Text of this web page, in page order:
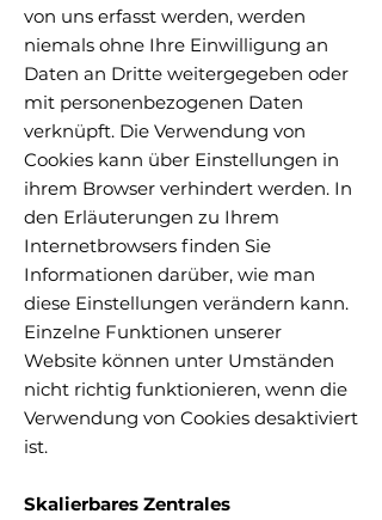
von uns erfasst werden, werden
niemals ohne Ihre Einwilligung an
Daten an Dritte weitergegeben oder
mit personenbezogenen Daten
verknüpft. Die Verwendung von
Cookies kann über Einstellungen in
ihrem Browser verhindert werden. In
den Erläuterungen zu Ihrem
Internetbrowsers finden Sie
Informationen darüber, wie man
diese Einstellungen verändern kann.
Einzelne Funktionen unserer
Website können unter Umständen
nicht richtig funktionieren, wenn die
Verwendung von Cookies desaktiviert
ist.
Skalierbares Zentrales